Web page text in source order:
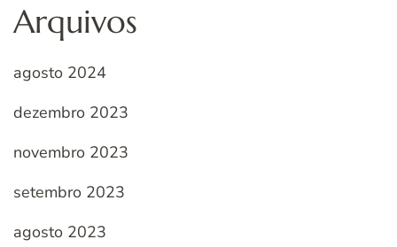
Arquivos
agosto 2024
dezembro 2023
novembro 2023
setembro 2023
agosto 2023